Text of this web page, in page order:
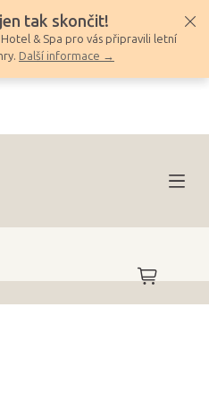
tak skončit!
& Spa pro vás připravili letní
Další informace →
NÁKUPNÍ
KOŠÍK